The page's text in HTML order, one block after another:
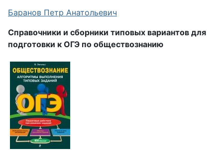
Баранов Петр Анатольевич
Справочники и сборники типовых вариантов для
подготовки к ОГЭ по обществознанию